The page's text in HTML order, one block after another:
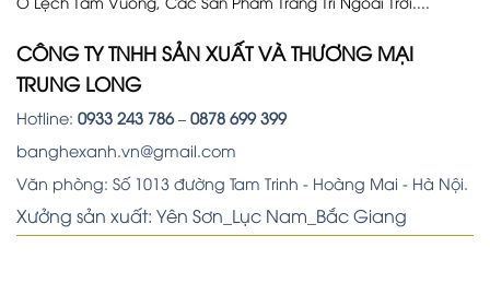
CÔNG TY TNHH SẢN XUẤT VÀ THƯƠNG MẠI
TRUNG LONG
Hotline: 0933 243 786– 0878 699 399
banghexanh.vn@gmail.com
Văn phòng: Số 1013 đường Tam Trinh - Hoàng Mai - Hà Nội.
Xưởng sản xuất: Yên Sơn_Lục Nam_Bắc Giang